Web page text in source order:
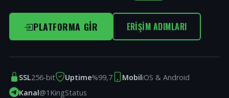
PLATFORMA GIR ERIŞIM ADIMLARI
SSL256-bit Uptime%99,7 MobiliOS & Android
Kanal@1KingStatus